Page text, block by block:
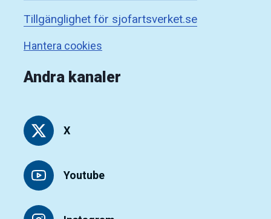
Tillgänglighet för sjofartsverket.se
Hantera cookies
Andra kanaler
X
Youtube